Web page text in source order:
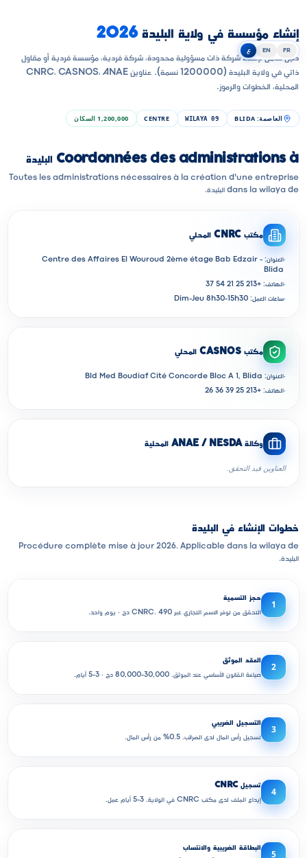
FR
EN ع
إنشاء مؤسسة في ولاية البليدة 2026
دليل شامل لإنشاء شركة ذات مسؤولية محدودة، شركة فردية، مؤسسة فردية أو مقاول
ذاتي في ولاية البليدة (1200000 نسمة). عناوين CNRC، CASNOS، ANAE
المحلية، الخطوات والرموز.
العاصمة:
BLIDA
WILAYA09
CENTRE
1,200,000 السكان
Coordonnées des administrations à البليدة
Toutes les administrations nécessaires à la création d'une entreprise
dans la wilaya de البليدة.
مكتب CNRC المحلي
·
العنوان: Centre des Affaires El Wouroud 2ème étage Bab Edzair -
Blida
· الهاتف: +213 25 21 54 37
·ساعات العمل: Dim-Jeu 8h30-15h30
مكتب CASNOS المحلي
· العنوان: Bld Med Boudiaf Cité Concorde Bloc A 1, Blida
· الهاتف: +213 25 39 36 26
وكالة ANAE / NESDA المحلية
العناوين قيد التحقق.
خطوات الإنشاء في البليدة
Procédure complète mise à jour 2026. Applicable dans la wilaya de
البليدة.
1
حجز التسمية
التحقق من توفر الاسم التجاري عبر CNRC. 490 دج · يوم واحد.
2
العقد الموثق
صياغة القانون الأساسي عند الموثق. 30,000-80,000 دج · 3-5 أيام.
3
التسجيل الضريبي
تسجيل رأس المال لدى الضرائب. 0.5% من رأس المال.
4
تسجيل CNRC
إيداع الملف لدى مكتب CNRC في الولاية. 3-5 أيام عمل.
5
البطاقة الضريبية والانتساب